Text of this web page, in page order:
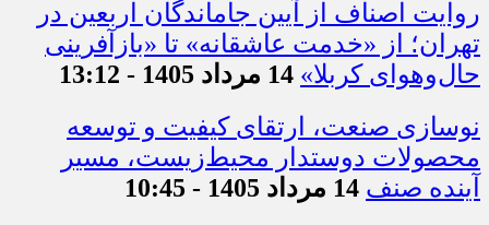
روایت اصناف از آیین جاماندگان اربعین در
تهران؛ از «خدمت عاشقانه» تا «بازآفرینی
حال‌وهوای کربلا» 14 مرداد 1405 - 13:12
نوسازی صنعت، ارتقای کیفیت و توسعه
محصولات دوستدار محیط‌زیست، مسیر
آینده صنف 14 مرداد 1405 - 10:45